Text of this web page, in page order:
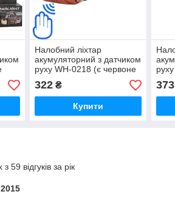
Налобний ліхтар
акумуляторний з датчиком
руху WH-0218 (є червоне
світло)
322₴
Купити
373
59 відгуків за рік